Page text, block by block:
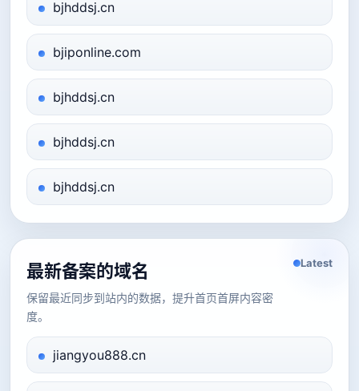
bjhddsj.cn
bjiponline.com
bjhddsj.cn
bjhddsj.cn
bjhddsj.cn
最新备案的域名
保留最近同步到站内的数据，提升首页首屏内容密
度。
Latest
jiangyou888.cn